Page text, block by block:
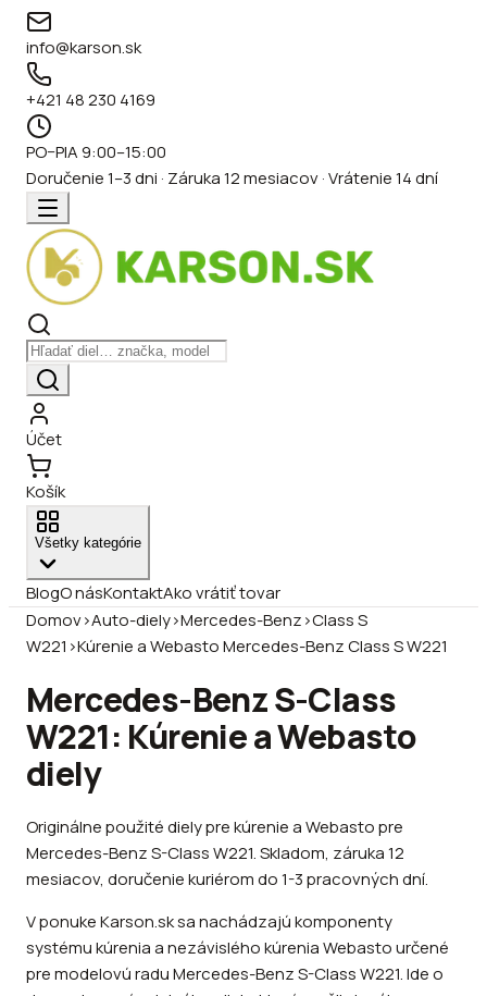
info@karson.sk
+421 48 230 4169
PO–PIA 9:00–15:00
Doručenie 1–3 dni · Záruka 12 mesiacov · Vrátenie 14 dní
Účet
Košík
Všetky kategórie
BlogO násKontaktAko vrátiť tovar
Domov›Auto-diely›Mercedes-Benz›Class S
W221 ›Kúrenie a Webasto Mercedes-Benz Class S W221
Mercedes-Benz S-Class
W221: Kúrenie a Webasto
diely
Originálne použité diely pre kúrenie a Webasto pre
Mercedes-Benz S-Class W221. Skladom, záruka 12
mesiacov, doručenie kuriérom do 1-3 pracovných dní.
V ponuke Karson.sk sa nachádzajú komponenty
systému kúrenia a nezávislého kúrenia Webasto určené
pre modelovú radu Mercedes-Benz S-Class W221. Ide o